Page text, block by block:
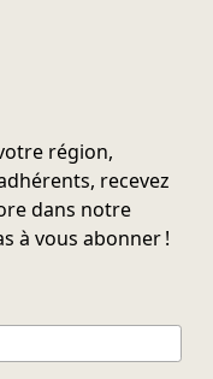
région,
recevez
dans notre
à vous abonner !